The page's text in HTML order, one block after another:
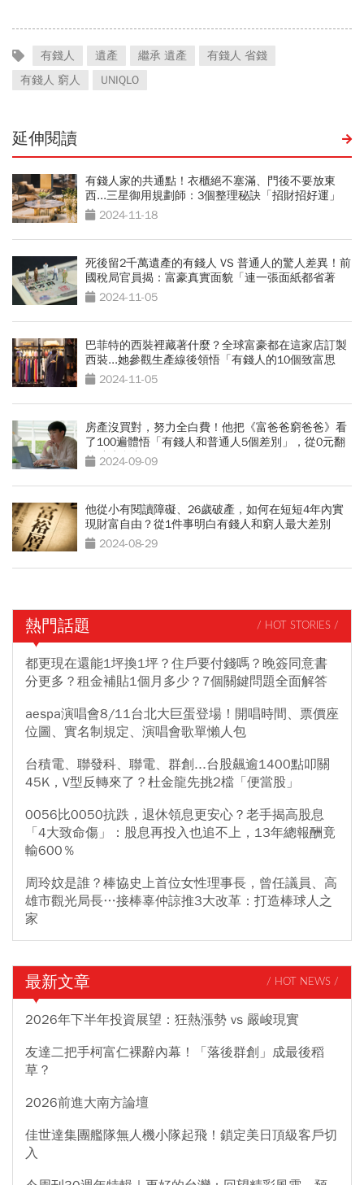
有錢人 遺產 繼承 遺產
有錢人 省錢
有錢人 窮人
UNIQLO
延伸閱讀
有錢人家的共通點！衣櫃絕不塞滿、門後不要放東
西...三星御用規劃師：3個整理秘訣「招財招好運」
2024-11-18
死後留2千萬遺產的有錢人 VS 普通人的驚人差異！前
國稅局官員揭：富豪真實面貌「連一張面紙都省著
用」2024-11-05
巴菲特的西裝裡藏著什麼？全球富豪都在這家店訂製
西裝...她參觀生產線後領悟「有錢人的10個致富思
維」2024-11-05
房產沒買對，努力全白費！他把《富爸爸窮爸爸》看
了100遍體悟「有錢人和普通人5個差別」，從0元翻
身破億資產
2024-09-09
他從小有閱讀障礙、26歲破產，如何在短短4年內實
現財富自由？從1件事明白有錢人和窮人最大差別
2024-08-29
熱門話題 / HOT STORIES /
都更現在還能1坪換1坪？住戶要付錢嗎？晚簽同意書
分更多？租金補貼1個月多少？7個關鍵問題全面解答
aespa演唱會8/11台北大巨蛋登場！開唱時間、票價座
位圖、實名制規定、演唱會歌單懶人包
台積電、聯發科、聯電、群創...台股飆逾1400點叩關
45K，V型反轉來了？杜金龍先挑2檔「便當股」
0056比0050抗跌，退休領息更安心？老手揭高股息
「4大致命傷」：股息再投入也追不上，13年總報酬竟
輸600％
周玲妏是誰？棒協史上首位女性理事長，曾任議員、高
雄市觀光局長…接棒辜仲諒推3大改革：打造棒球人之
家
最新文章 / HOT NEWS /
2026年下半年投資展望：狂熱漲勢 vs 嚴峻現實
友達二把手柯富仁裸辭內幕！「落後群創」成最後稻
草？
2026前進大南方論壇
佳世達集團艦隊無人機小隊起飛！鎖定美日頂級客戶切
入